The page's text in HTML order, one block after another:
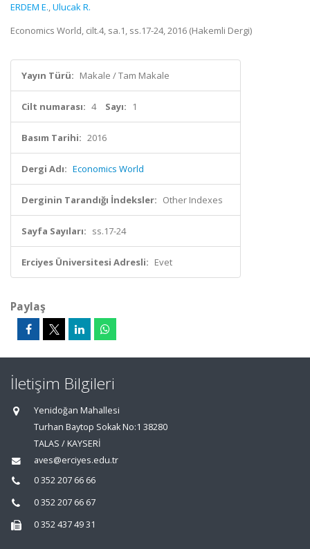
ERDEM E.,Ulucak R.
Economics World, cilt.4, sa.1, ss.17-24, 2016 (Hakemli Dergi)
Yayın Türü: Makale / Tam Makale
Cilt numarası: 4 Sayı: 1
Basım Tarihi: 2016
Dergi Adı: Economics World
Derginin Tarandığı İndeksler: Other Indexes
Sayfa Sayıları: ss.17-24
Erciyes Üniversitesi Adresli: Evet
Paylaş
İletişim Bilgileri
Yenidoğan Mahallesi
Turhan Baytop Sokak No:1 38280
TALAS / KAYSERİ
aves@erciyes.edu.tr
0 352 207 66 66
0 352 207 66 67
0 352 437 49 31